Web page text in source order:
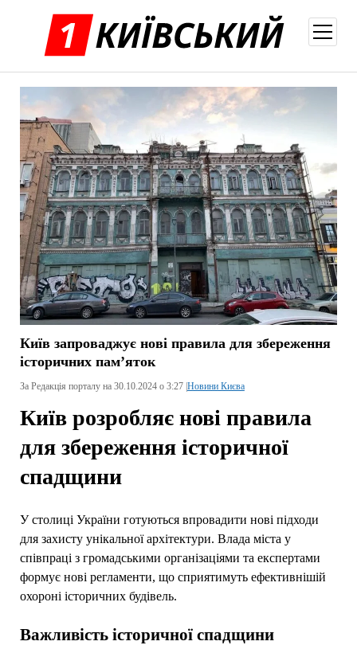
меню
Київ запроваджує нові правила для збереження
історичних пам’яток
За Редакція порталу на 30.10.2024 о 3:27 |Новини Києва
Київ розробляє нові правила
для збереження історичної
спадщини
У столиці України готуються впровадити нові підходи
для захисту унікальної архітектури. Влада міста у
співпраці з громадськими організаціями та експертами
формує нові регламенти, що сприятимуть ефективнішій
охороні історичних будівель.
Важливість історичної спадщини